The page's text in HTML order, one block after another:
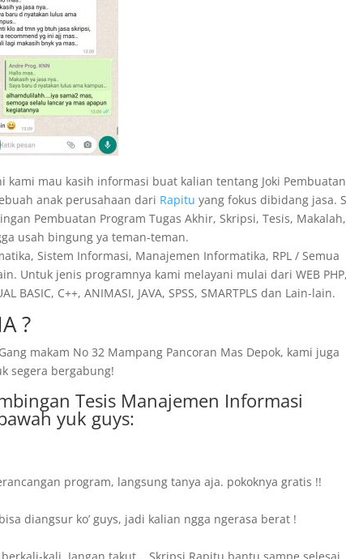
mau kasih informasi buat kalian tentang Joki Pembuatan
anak perusahaan dari Rapitu yang fokus dibidang jasa.
Pembuatan Program Tugas Akhir, Skripsi, Tesis, Makalah,
usah bingung ya teman-teman.
Sistem Informasi, Manajemen Informatika, RPL / Semua
Untuk jenis programnya kami melayani mulai dari WEB
BASIC, C++, ANIMASI, JAVA, SPSS, SMARTPLS dan Lain-lain.
?
makam No 32 Mampang Pancoran Mas Depok, kami juga
segera bergabung!
Tesis Manajemen Informasi
yuk guys:
program, langsung tanya aja. pokoknya gratis !!
diangsur ko’ guys, jadi kalian ngga ngerasa berat !